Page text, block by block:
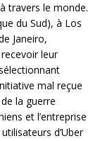
travers le monde.
du Sud), à Los
Janeiro,
leur
mal reçue
la guerre
et l’entreprise
d’Uber